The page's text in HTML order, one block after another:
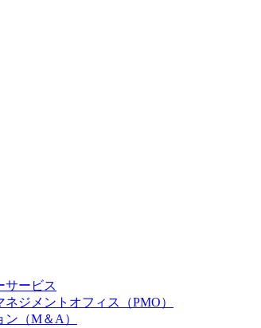
サービス
ジメントオフィス（PMO）
ン（M＆A）